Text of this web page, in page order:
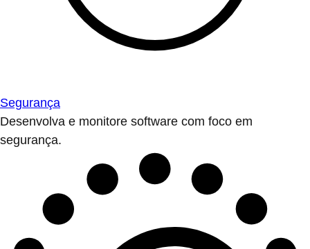
Segurança
Desenvolva e monitore software com foco em
segurança.